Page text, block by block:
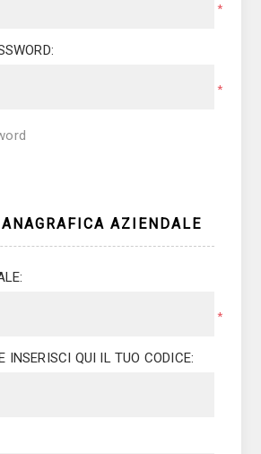
*
*
AZIENDALE
*
INSERISCI QUI IL TUO CODICE: